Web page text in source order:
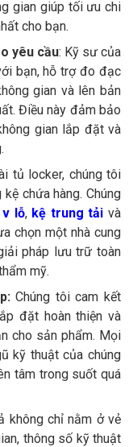
gian giúp tối ưu chi
cho bạn.
yêu cầu: Kỹ sư của
bạn, hỗ trợ đo đạc
gian và lên bản
Điều này đảm bảo
gian lắp đặt và
tủ locker, chúng tôi
chứa hàng. Chúng
lỗ, kệ trung tải và
chọn một nhà cung
pháp lưu trữ toàn
mỹ.
Chúng tôi cam kết
đặt hoàn thiện và
cho sản phẩm. Mọi
kỹ thuật của chúng
tâm trong suốt quá
không chỉ nằm ở vẻ
thông số kỹ thuật